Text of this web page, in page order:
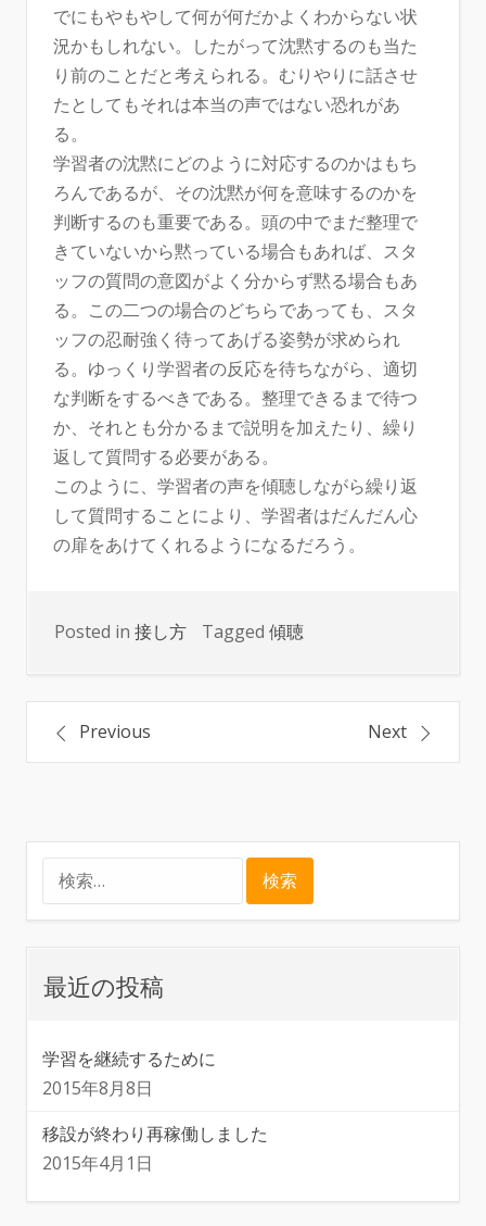
でにもやもやして何が何だかよくわからない状
況かもしれない。したがって沈黙するのも当た
り前のことだと考えられる。むりやりに話させ
たとしてもそれは本当の声ではない恐れがあ
る。
学習者の沈黙にどのように対応するのかはもち
ろんであるが、その沈黙が何を意味するのかを
判断するのも重要である。頭の中でまだ整理で
きていないから黙っている場合もあれば、スタ
ッフの質問の意図がよく分からず黙る場合もあ
る。この二つの場合のどちらであっても、スタ
ッフの忍耐強く待ってあげる姿勢が求められ
る。ゆっくり学習者の反応を待ちながら、適切
な判断をするべきである。整理できるまで待つ
か、それとも分かるまで説明を加えたり、繰り
返して質問する必要がある。
このように、学習者の声を傾聴しながら繰り返
して質問することにより、学習者はだんだん心
の扉をあけてくれるようになるだろう。
Posted in 接し方 Tagged 傾聴
投
ナ
ビ
ゲ
シ
ョ
ン
Previous Next
最近の投稿
学習を継続するために
2015年8月8日
移設が終わり再稼働しました
2015年4月1日